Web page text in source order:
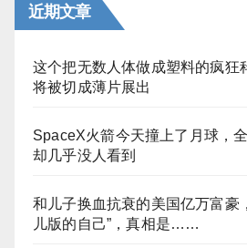
近期文章
这个把无数人体做成塑料的疯狂
将被切成薄片展出
SpaceX火箭今天撞上了月球，
却几乎没人看到
和儿子换血抗衰的美国亿万富豪
儿版的自己”，真相是……